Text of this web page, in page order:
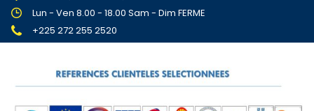
Lun - Ven 8.00 - 18.00 Sam - Dim FERME
+225 272 255 2520